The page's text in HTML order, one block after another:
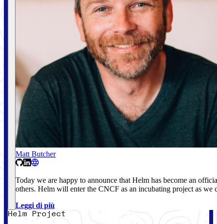
Matt Butcher
Today we are happy to announce that Helm has become an
others. Helm will enter the CNCF as an incubating project as
Leggi di più
Helm Project